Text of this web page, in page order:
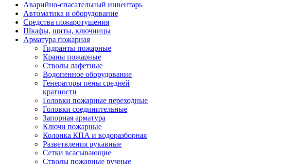
Аварийно-спасательный инвентарь
Автоматика и оборудование
Средства пожаротушения
Шкафы, щиты, ключницы
Арматура пожарная
Гидранты пожарные
Краны пожарные
Стволы лафетные
Водопенное оборудование
Генераторы пены средней
кратности
Головки пожарные переходные
Головки соединительные
Запорная арматура
Ключи пожарные
Колонка КПА и водоразборная
Разветвления рукавные
Сетки всасывающие
Стволы пожарные ручные